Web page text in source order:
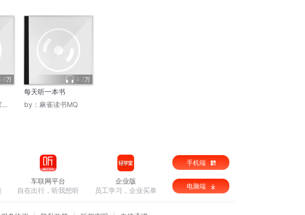
万 4.2万
每天听一本书
by： 麻雀读书MQ
车联网平台
自在出行，听我想听
企业版
员工学习，企业买单
手机端
电脑端